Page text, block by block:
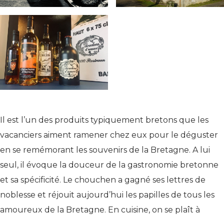
Il est l’un des produits typiquement bretons que les
vacanciers aiment ramener chez eux pour le déguster
en se remémorant les souvenirs de la Bretagne. A lui
seul, il évoque la douceur de la gastronomie bretonne
et sa spécificité. Le chouchen a gagné ses lettres de
noblesse et réjouit aujourd’hui les papilles de tous les
amoureux de la Bretagne. En cuisine, on se plaît à